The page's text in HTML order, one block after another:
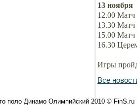
13 ноября
12.00 Матч
13.30 Матч
15.00 Матч
16.30
Игры
Все
поло Динамо Олимпийский 2010 © FinS.ru